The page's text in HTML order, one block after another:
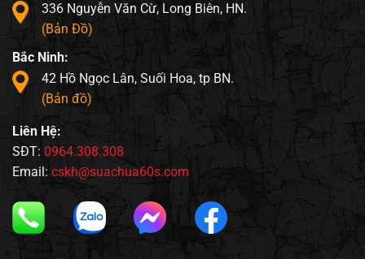
336 Nguyễn Văn Cừ, Long Biên, HN.
(Bản Đồ)
Bắc Ninh:
42 Hồ Ngọc Lân, Suối Hoa, tp BN.
(Bản đồ)
Liên Hệ:
SĐT: 0964.308.308
Email: cskh@suachua60s.com